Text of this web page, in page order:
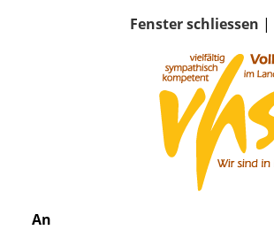
Fenster schliessen |
An